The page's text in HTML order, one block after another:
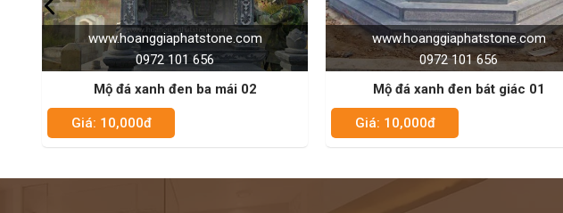
www.hoanggiaphatstone.com
0972 101 656
Mộ đá xanh đen bát giác 01
Giá: 10,000đ
0972 101
Mộ đá tròn
Giá: 10,000đ